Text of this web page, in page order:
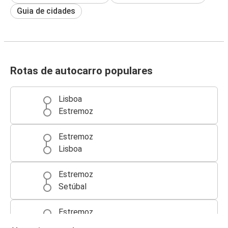
Guia de cidades
Rotas de autocarro populares
Lisboa
Estremoz
Estremoz
Lisboa
Estremoz
Setúbal
Estremoz